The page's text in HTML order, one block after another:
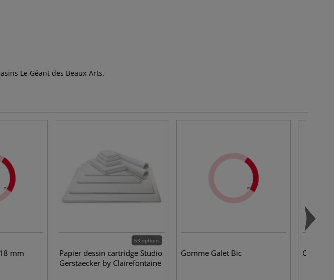
Le Géant des Beaux-Arts.
mm
63 options
Papier dessin cartridge Studio
Gerstaecker by Clairefontaine
Gomme Galet Bic Carton